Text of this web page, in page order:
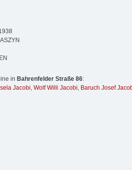
in Bahrenfelder Straße 86:
Jacobi, Wolf Willi Jacobi, Baruch Josef